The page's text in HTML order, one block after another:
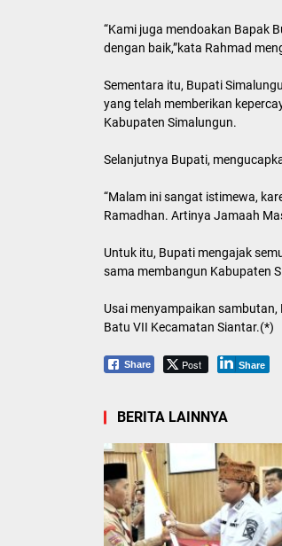
“Kami juga mendoakan Bapak
dengan baik,”kata Rahmad
Sementara itu, Bupati
yang telah memberikan
Kabupaten Simalungun.
Selanjutnya Bupati,
“Malam ini sangat istimewa,
Ramadhan. Artinya Jamaah
Untuk itu, Bupati mengajak
sama membangun Kabupaten
Usai menyampaikan
Batu VII Kecamatan Siantar.(*)
Share Post Share
BERITA LAINNYA